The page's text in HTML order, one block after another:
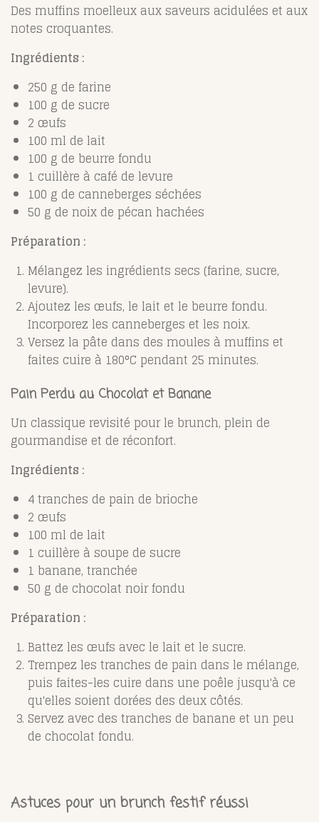
Des muffins moelleux aux saveurs acidulées et aux
notes croquantes.
Ingrédients :
250 g de farine
100 g de sucre
2 œufs
100 ml de lait
100 g de beurre fondu
1 cuillère à café de levure
100 g de canneberges séchées
50 g de noix de pécan hachées
Préparation :
Mélangez les ingrédients secs (farine, sucre,
levure).
Ajoutez les œufs, le lait et le beurre fondu.
Incorporez les canneberges et les noix.
Versez la pâte dans des moules à muffins et
faites cuire à 180°C pendant 25 minutes.
Pain Perdu au Chocolat et Banane
Un classique revisité pour le brunch, plein de
gourmandise et de réconfort.
Ingrédients :
4 tranches de pain de brioche
2 œufs
100 ml de lait
1 cuillère à soupe de sucre
1 banane, tranchée
50 g de chocolat noir fondu
Préparation :
Battez les œufs avec le lait et le sucre.
Trempez les tranches de pain dans le mélange,
puis faites-les cuire dans une poêle jusqu'à ce
qu'elles soient dorées des deux côtés.
Servez avec des tranches de banane et un peu
de chocolat fondu.
Astuces pour un brunch festif réussi